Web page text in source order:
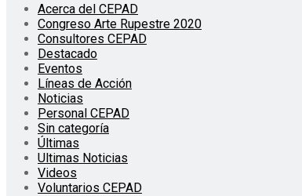
Acerca del CEPAD
Congreso Arte Rupestre 2020
Consultores CEPAD
Destacado
Eventos
Líneas de Acción
Noticias
Personal CEPAD
Sin categoría
Últimas
Ultimas Noticias
Videos
Voluntarios CEPAD